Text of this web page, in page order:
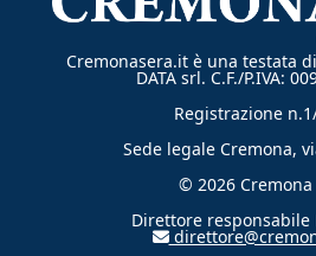
Cremonasera.it è una testata
DATA srl. C.F./P.IVA:
Registrazione
Sede legale Cremona,
© 2026 Cremona
Direttore responsabile